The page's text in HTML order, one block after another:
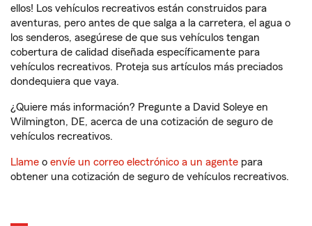
ellos! Los vehículos recreativos están construidos para
aventuras, pero antes de que salga a la carretera, el agua o
los senderos, asegúrese de que sus vehículos tengan
cobertura de calidad diseñada específicamente para
vehículos recreativos. Proteja sus artículos más preciados
dondequiera que vaya.
¿Quiere más información? Pregunte a David Soleye en
Wilmington, DE, acerca de una cotización de seguro de
vehículos recreativos.
Llame o envíe un correo electrónico a un agente para
obtener una cotización de seguro de vehículos recreativos.